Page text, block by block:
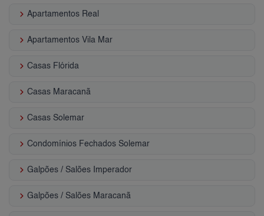
keyboard_arrow_right Apartamentos Real
keyboard_arrow_right Apartamentos Vila Mar
keyboard_arrow_right Casas Flórida
keyboard_arrow_right Casas Maracanã
keyboard_arrow_right Casas Solemar
keyboard_arrow_right Condomínios Fechados Solemar
keyboard_arrow_right Galpões / Salões Imperador
keyboard_arrow_right Galpões / Salões Maracanã